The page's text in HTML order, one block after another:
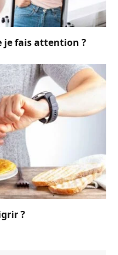
je fais attention ?
?